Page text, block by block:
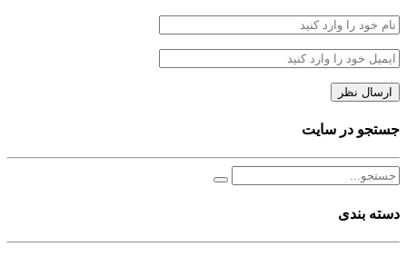
جستجو در سایت
دسته بندی